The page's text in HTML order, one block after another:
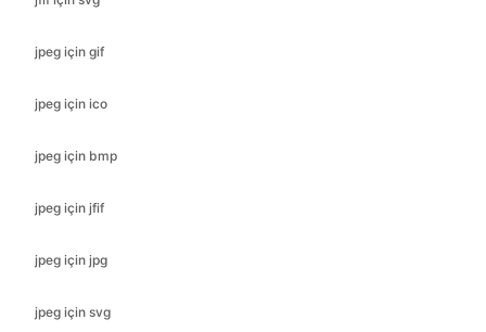
jpeg için ico
jpeg için bmp
jpeg için jfif
jpeg için jpg
jpeg için svg
pdf'ye jpeg
jpeg için png